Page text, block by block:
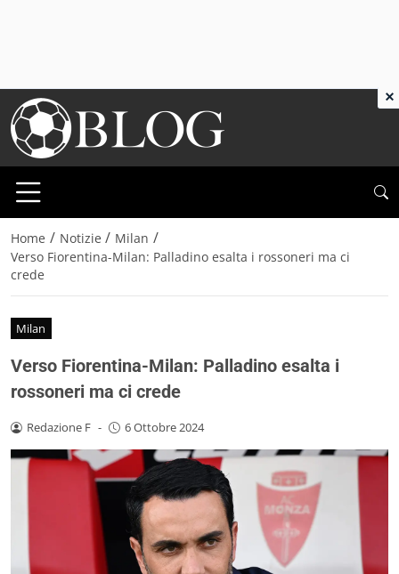
Home / Notizie / Milan /
Verso Fiorentina-Milan: Palladino esalta i rossoneri ma ci
crede
Milan
Verso Fiorentina-Milan: Palladino esalta i
rossoneri ma ci crede
Redazione F - 6 Ottobre 2024
×